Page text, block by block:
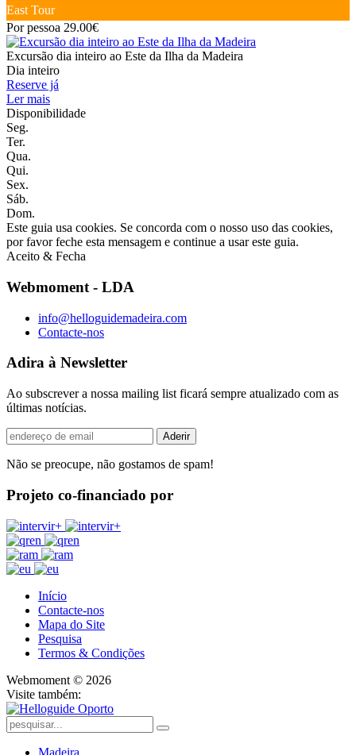
East Tour
Por pessoa 29.00€
Excursão dia inteiro ao Este da Ilha da Madeira
Dia inteiro
Reserve já
Ler mais
Disponibilidade
Seg.
Ter.
Qua.
Qui.
Sex.
Sáb.
Dom.
Este guia usa cookies. Se concorda com o nosso uso das cookies,
por favor feche esta mensagem e continue a usar este guia.
Aceito & Fecha
Webmoment - LDA
info@helloguidemadeira.com
Contacte-nos
Adira à Newsletter
Ao subscrever a nossa mailing list ficará sempre atualizado com as
últimas notícias.
Não se preocupe, não gostamos de spam!
Projeto co-financiado por
Início
Contacte-nos
Mapa do Site
Pesquisa
Termos & Condições
Webmoment © 2026
Visite também:
Madeira